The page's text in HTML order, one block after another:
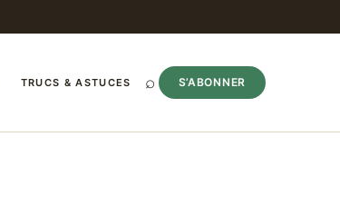
TRUCS & ASTUCES ⌕ S’ABONNER